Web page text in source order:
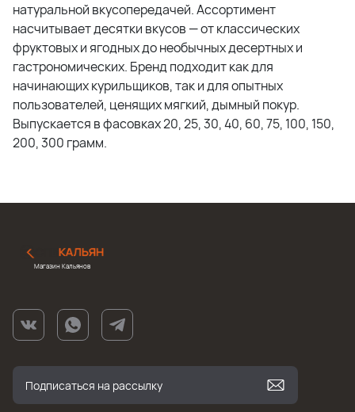
натуральной вкусопередачей. Ассортимент
насчитывает десятки вкусов — от классических
фруктовых и ягодных до необычных десертных и
гастрономических. Бренд подходит как для
начинающих курильщиков, так и для опытных
пользователей, ценящих мягкий, дымный покур.
Выпускается в фасовках 20, 25, 30, 40, 60, 75, 100, 150,
200, 300 грамм.
Магазин Кальянов